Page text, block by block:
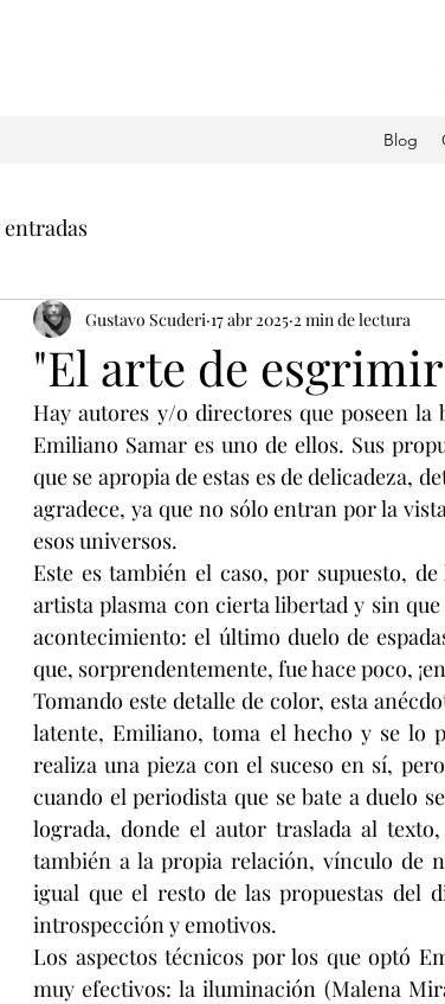
Blog
entradas
"El arte de
Gustavo Scuderi 17 abr 2025 2 min de lectura
Hay autores y/o directores que poseen
Emiliano Samar es uno de ellos. Sus
que se apropia de estas es de delicadeza,
agradece, ya que no sólo entran por la
esos universos.
Este es también el caso, por supuesto,
artista plasma con cierta libertad y sin
acontecimiento: el último duelo de
que, sorprendentemente, fue hace poco,
Tomando este detalle de color, esta
latente, Emiliano, toma el hecho y se lo
realiza una pieza con el suceso en sí,
cuando el periodista que se bate a duelo
lograda, donde el autor traslada al
también a la propia relación, vínculo de
igual que el resto de las propuestas del
introspección y emotivos.
Los aspectos técnicos por los que optó
muy efectivos: la iluminación (Malena